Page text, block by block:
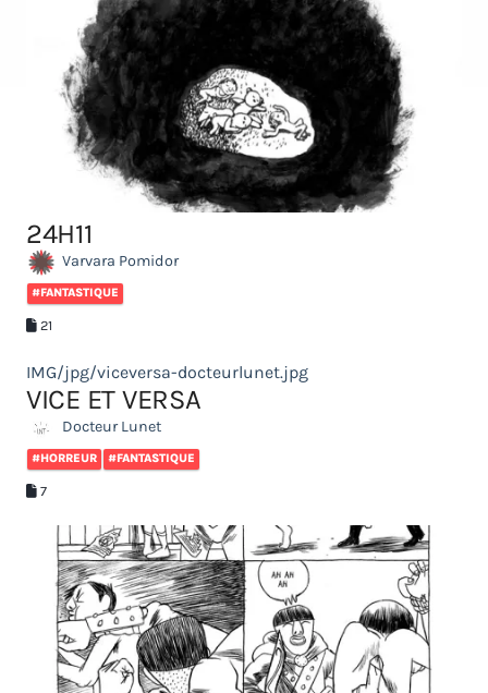
24H11
Varvara Pomidor
#FANTASTIQUE
21
IMG/jpg/viceversa-docteurlunet.jpg
VICE ET VERSA
Docteur Lunet
#HORREUR #FANTASTIQUE
7